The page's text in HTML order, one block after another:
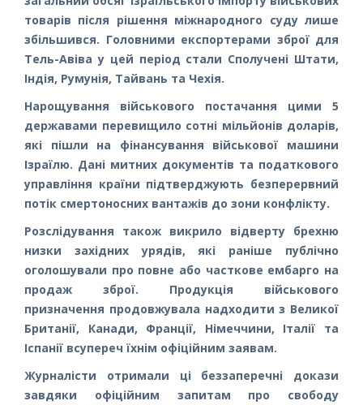
товарів після рішення міжнародного суду лише
збільшився. Головними експортерами зброї для
Тель-Авіва у цей період стали Сполучені Штати,
Індія, Румунія, Тайвань та Чехія.
Нарощування військового постачання цими 5
державами перевищило сотні мільйонів доларів,
які пішли на фінансування військової машини
Ізраїлю. Дані митних документів та податкового
управління країни підтверджують безперервний
потік смертоносних вантажів до зони конфлікту.
Розслідування також викрило відверту брехню
низки західних урядів, які раніше публічно
оголошували про повне або часткове ембарго на
продаж зброї. Продукція військового
призначення продовжувала надходити з Великої
Британії, Канади, Франції, Німеччини, Італії та
Іспанії всупереч їхнім офіційним заявам.
Журналісти отримали ці беззаперечні докази
завдяки офіційним запитам про свободу